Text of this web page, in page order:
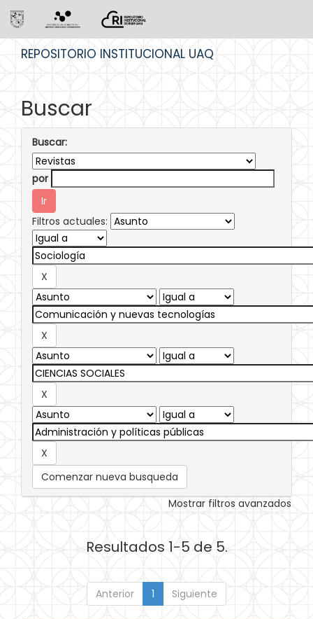
REPOSITORIO INSTITUCIONAL UAQ
Buscar
Buscar:
por
Filtros actuales:
Comenzar nueva busqueda
Mostrar filtros avanzados
Resultados 1-5 de 5.
Anterior 1 Siguiente